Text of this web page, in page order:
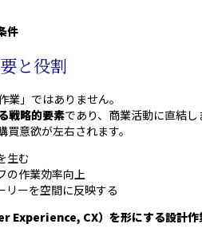
件
と役割
」ではありません。
戦略的要素であり、商業活動に直結
意欲が左右されます。
生む
の作業効率向上
リーを空間に反映する
Experience, CX）を形にする設計作